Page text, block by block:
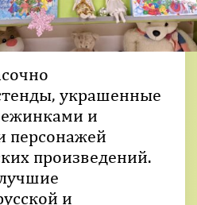
украшенные
и
персонажей
произведений.
и